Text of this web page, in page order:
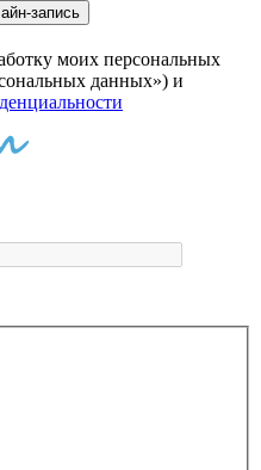
запись
моих персональных
данных») и